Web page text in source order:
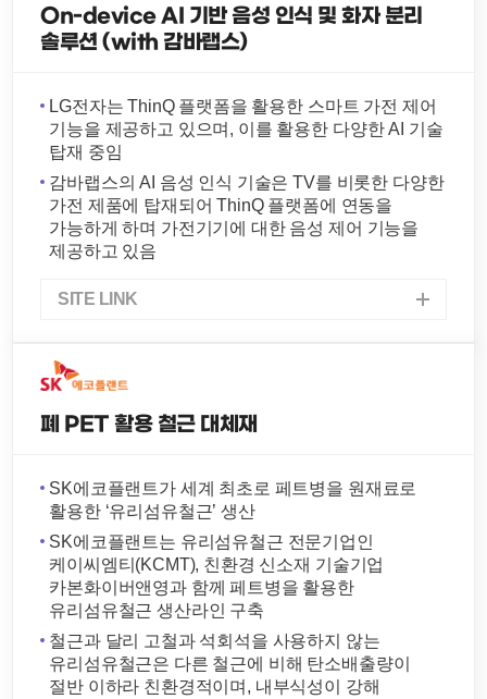
On-device AI 기반 음성 인식 및 화자 분리
솔루션 (with 감바랩스)
LG전자는 ThinQ 플랫폼을 활용한 스마트 가전 제어
기능을 제공하고 있으며, 이를 활용한 다양한 AI 기술
탑재 중임
감바랩스의 AI 음성 인식 기술은 TV를 비롯한 다양한
가전 제품에 탑재되어 ThinQ 플랫폼에 연동을
가능하게 하며 가전기기에 대한 음성 제어 기능을
제공하고 있음
SITE LINK
폐 PET 활용 철근 대체재
SK에코플랜트가 세계 최초로 페트병을 원재료로
활용한 ‘유리섬유철근’ 생산
SK에코플랜트는 유리섬유철근 전문기업인
케이씨엠티(KCMT), 친환경 신소재 기술기업
카본화이버앤영과 함께 페트병을 활용한
유리섬유철근 생산라인 구축
철근과 달리 고철과 석회석을 사용하지 않는
유리섬유철근은 다른 철근에 비해 탄소배출량이
절반 이하라 친환경적이며, 내부식성이 강해